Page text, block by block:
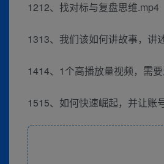
1212、找对标与复盘思维.mp4
1313、我们该如何讲故事，讲
1414、1个高播放量视频，需
1515、如何快速崛起，并让账